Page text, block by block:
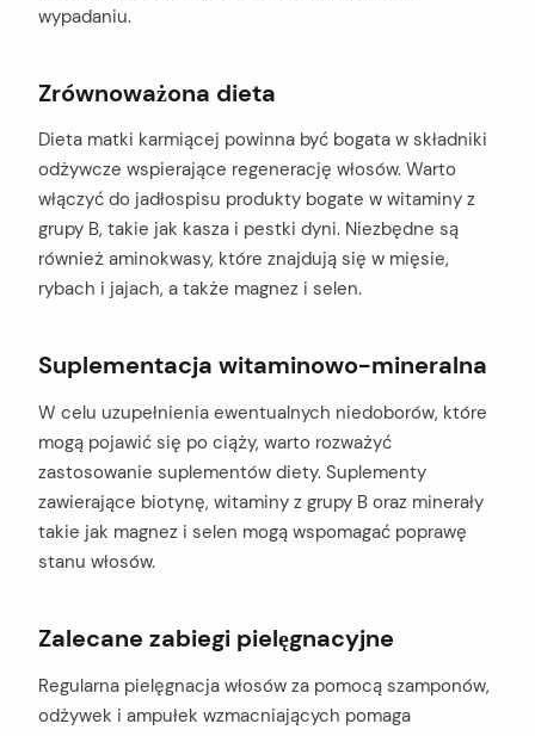
wypadaniu.
Zrównoważona dieta
Dieta matki karmiącej powinna być bogata w składniki
odżywcze wspierające regenerację włosów. Warto
włączyć do jadłospisu produkty bogate w witaminy z
grupy B, takie jak kasza i pestki dyni. Niezbędne są
również aminokwasy, które znajdują się w mięsie,
rybach i jajach, a także magnez i selen.
Suplementacja witaminowo-mineralna
W celu uzupełnienia ewentualnych niedoborów, które
mogą pojawić się po ciąży, warto rozważyć
zastosowanie suplementów diety. Suplementy
zawierające biotynę, witaminy z grupy B oraz minerały
takie jak magnez i selen mogą wspomagać poprawę
stanu włosów.
Zalecane zabiegi pielęgnacyjne
Regularna pielęgnacja włosów za pomocą szamponów,
odżywek i ampułek wzmacniających pomaga